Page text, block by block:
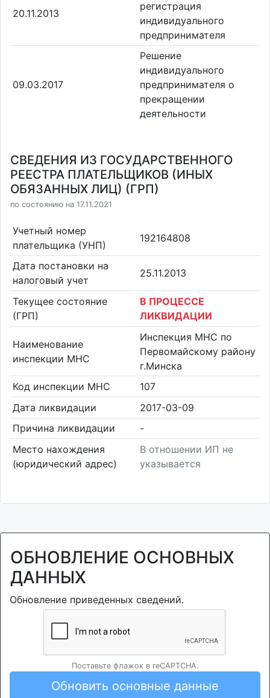
20.11.2013
регистрация
индивидуального
предпринимателя
09.03.2017
Решение
индивидуального
предпринимателя о
прекращении
деятельности
СВЕДЕНИЯ ИЗ ГОСУДАРСТВЕННОГО
РЕЕСТРА ПЛАТЕЛЬЩИКОВ (ИНЫХ
ОБЯЗАННЫХ ЛИЦ) (ГРП)
по состоянию на 17.11.2021
Учетный номер
плательщика (УНП)
192164808
Дата постановки на
налоговый учет
25.11.2013
Текущее состояние
(ГРП)
В ПРОЦЕССЕ
ЛИКВИДАЦИИ
Наименование
инспекции МНС
Инспекция МНС по
Первомайскому району
г.Минска
Код инспекции МНС
107
Дата ликвидации
2017-03-09
Причина ликвидации
-
Место нахождения
(юридический адрес)
В отношении ИП не
указывается
ОБНОВЛЕНИЕ ОСНОВНЫХ
ДАННЫХ
Обновление приведенных сведений.
Поставьте флажок в reCAPTCHA.
Обновить основные данные